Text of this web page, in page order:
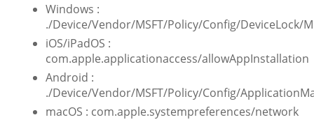
Windows :
./Device/Vendor/MSFT/Policy/Config/DeviceLock/
iOS/iPadOS :
com.apple.applicationaccess/allowAppInstallation
Android :
./Device/Vendor/MSFT/Policy/Config/
macOS : com.apple.systempreferences/network